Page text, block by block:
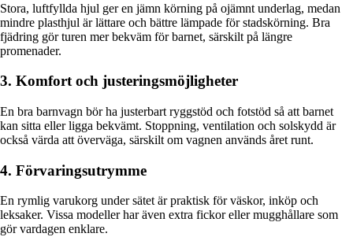
Stora, luftfyllda hjul ger en jämn körning på ojämnt underlag, medan
mindre plasthjul är lättare och bättre lämpade för stadskörning. Bra
fjädring gör turen mer bekväm för barnet, särskilt på längre
promenader.
3. Komfort och justeringsmöjligheter
En bra barnvagn bör ha justerbart ryggstöd och fotstöd så att barnet
kan sitta eller ligga bekvämt. Stoppning, ventilation och solskydd är
också värda att överväga, särskilt om vagnen används året runt.
4. Förvaringsutrymme
En rymlig varukorg under sätet är praktisk för väskor, inköp och
leksaker. Vissa modeller har även extra fickor eller mugghållare som
gör vardagen enklare.